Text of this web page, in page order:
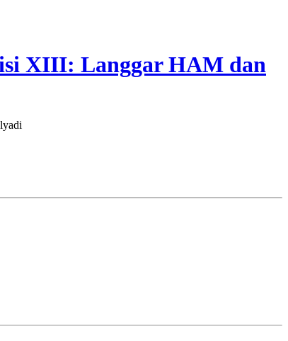
XIII: Langgar HAM dan